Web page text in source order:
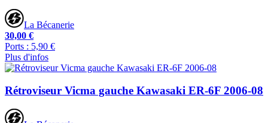
La Bécanerie
30,00 €
Ports : 5,90 €
Plus d'infos
Rétroviseur Vicma gauche Kawasaki ER-6F 2006-08